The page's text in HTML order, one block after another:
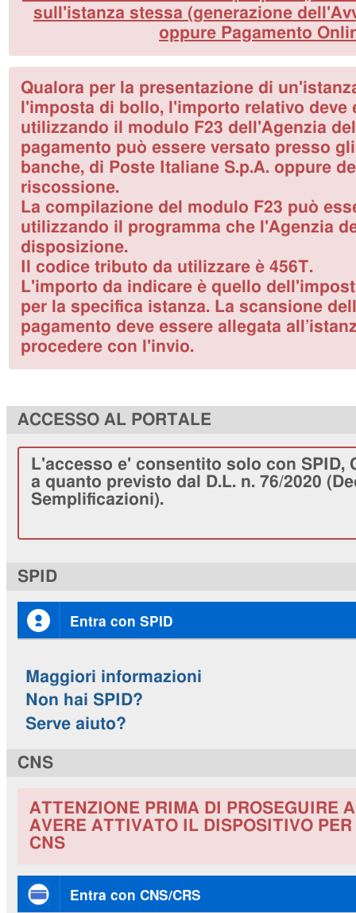
sull'istanza stessa (generazione
oppure Pagamento
Qualora per la presentazione di
l'imposta di bollo, l'importo relativo deve
utilizzando il modulo F23 dell'Agenzia
pagamento può essere versato presso
banche, di Poste Italiane S.p.A. oppure
riscossione.
La compilazione del modulo F23 può
utilizzando il programma che l'Agenzia
disposizione.
Il codice tributo da utilizzare è 456T.
L'importo da indicare è quello
per la specifica istanza. La scansione
pagamento deve essere allegata
procedere con l'invio.
ACCESSO AL PORTALE
L'accesso e' consentito solo con SPID,
a quanto previsto dal D.L. n. 76/2020
Semplificazioni).
SPID
Entra con SPID
Maggiori informazioni
Non hai SPID?
Serve aiuto?
CNS
ATTENZIONE PRIMA DI PROSEGUIRE
AVERE ATTIVATO IL DISPOSITIVO
CNS
Entra con CNS/CRS